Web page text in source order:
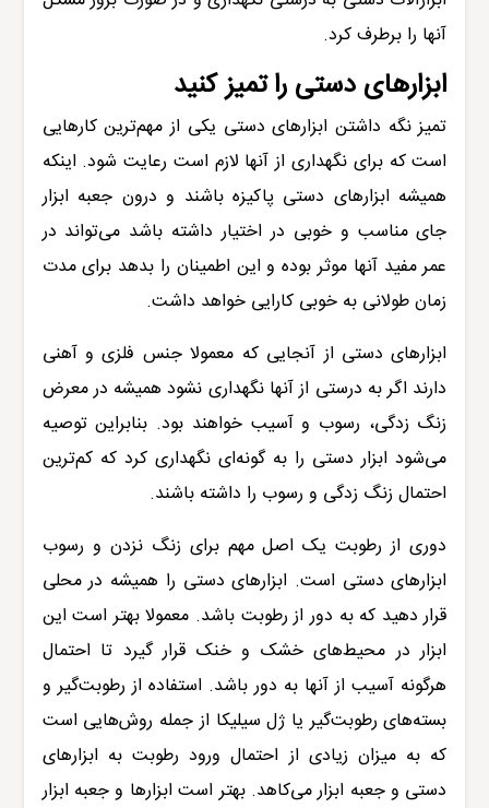
آنها را برطرف کرد.
ابزارهای دستی را تمیز کنید
تمیز نگه داشتن ابزارهای دستی یکی از مهم‌ترین کارهایی
است که برای نگهداری از آنها لازم است رعایت شود. اینکه
همیشه ابزارهای دستی پاکیزه باشند و درون جعبه ابزار
جای مناسب و خوبی در اختیار داشته باشد می‌تواند در
عمر مفید آنها موثر بوده و این اطمینان را بدهد برای مدت
زمان طولانی به خوبی کارایی خواهد داشت.
ابزارهای دستی از آنجایی که معمولا جنس فلزی و آهنی
دارند اگر به درستی از آنها نگهداری نشود همیشه در معرض
زنگ زدگی، رسوب و آسیب خواهند بود. بنابراین توصیه
می‌شود ابزار دستی را به گونه‌ای نگهداری کرد که کم‌ترین
احتمال زنگ زدگی و رسوب را داشته باشند.
دوری از رطوبت یک اصل مهم برای زنگ نزدن و رسوب
ابزارهای دستی است. ابزارهای دستی را همیشه در محلی
قرار دهید که به دور از رطوبت باشد. معمولا بهتر است این
ابزار در محیط‌های خشک و خنک قرار گیرد تا احتمال
هرگونه آسیب از آنها به دور باشد. استفاده از رطوبت‌گیر و
بسته‌های رطوبت‌گیر یا ژل سیلیکا از جمله روش‌هایی است
که به میزان زیادی از احتمال ورود رطوبت به ابزارهای
دستی و جعبه ابزار می‌کاهد. بهتر است ابزارها و جعبه ابزار